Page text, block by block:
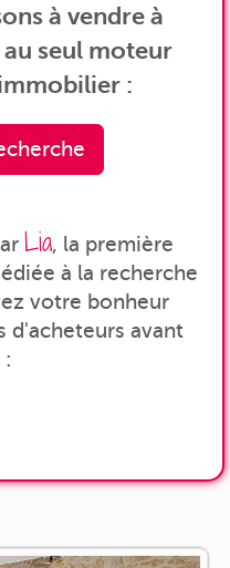
à vendre à
seul moteur
:
Lia, la première
à la recherche
votre bonheur
d'acheteurs avant
: